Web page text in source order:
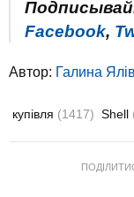
Facebook,
Автор: Галина
купівля (1417) Shell